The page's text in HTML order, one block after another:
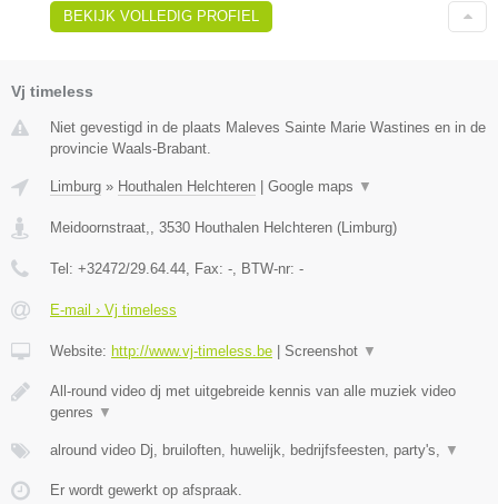
BEKIJK VOLLEDIG PROFIEL
Vj timeless
Niet gevestigd in de plaats Maleves Sainte Marie Wastines en in de
provincie Waals-Brabant.
Limburg » Houthalen Helchteren Google maps ▼
Meidoornstraat,, 3530 Houthalen Helchteren (Limburg)
Tel: +32472/29.64.44, Fax: -, BTW-nr: -
E-mail › Vj timeless
Website: http://www.vj-timeless.be Screenshot ▼
All-round video dj met uitgebreide kennis van alle muziek video
genres ▼
alround video Dj, bruiloften, huwelijk, bedrijfsfeesten, party's, ▼
Er wordt gewerkt op afspraak.